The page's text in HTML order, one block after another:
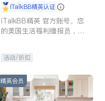
iTalkBB精英认证
iTalkBB精英 官方账号。您
的美国生活福利播报员，精
专属福利。
活动/折扣
精英会员